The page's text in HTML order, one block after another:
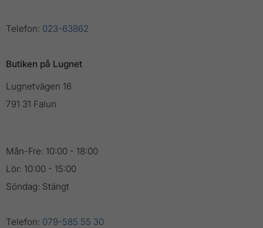
Telefon: 023-63862
Butiken på Lugnet
Lugnetvägen 16
791 31 Falun
Mån-Fre: 10:00 - 18:00
Lör: 10:00 - 15:00
Söndag: Stängt
Telefon: 079-585 55 30